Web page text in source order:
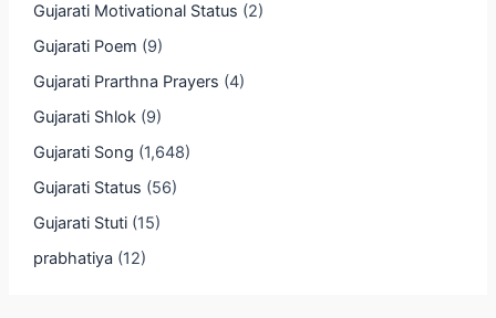
Gujarati Motivational Status (2)
Gujarati Poem (9)
Gujarati Prarthna Prayers (4)
Gujarati Shlok(9)
Gujarati Song (1,648)
Gujarati Status (56)
Gujarati Stuti(15)
prabhatiya (12)